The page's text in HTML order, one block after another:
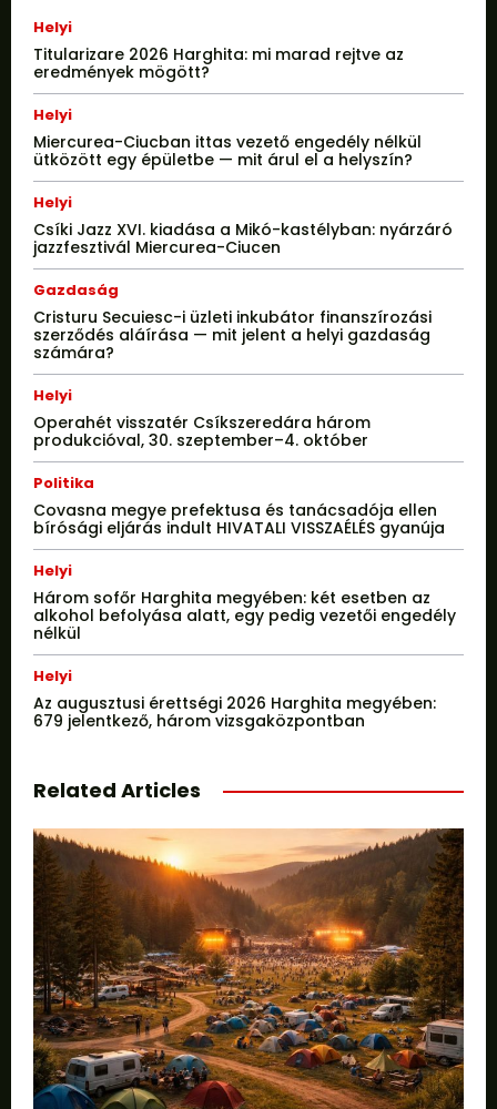
Helyi
Titularizare 2026 Harghita: mi marad rejtve az
eredmények mögött?
Helyi
Miercurea-Ciucban ittas vezető engedély nélkül
ütközött egy épületbe — mit árul el a helyszín?
Helyi
Csíki Jazz XVI. kiadása a Mikó-kastélyban: nyárzáró
jazzfesztivál Miercurea-Ciucen
Gazdaság
Cristuru Secuiesc-i üzleti inkubátor finanszírozási
szerződés aláírása — mit jelent a helyi gazdaság
számára?
Helyi
Operahét visszatér Csíkszeredára három
produkcióval, 30. szeptember–4. október
Politika
Covasna megye prefektusa és tanácsadója ellen
bírósági eljárás indult HIVATALI VISSZAÉLÉS gyanúja
Helyi
Három sofőr Harghita megyében: két esetben az
alkohol befolyása alatt, egy pedig vezetői engedély
nélkül
Helyi
Az augusztusi érettségi 2026 Harghita megyében:
679 jelentkező, három vizsgaközpontban
Related Articles